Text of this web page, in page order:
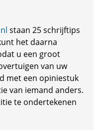
staan 25 schrijftips
het daarna
u een groot
van uw
met een opiniestuk
van iemand anders.
te ondertekenen